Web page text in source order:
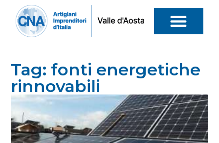
Tag: fonti energetiche
rinnovabili